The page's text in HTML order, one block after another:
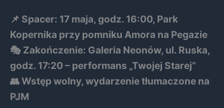
📌 Spacer: 17 maja, godz. 16:00, Park
Kopernika przy pomniku Amora na Pegazie
🎭 Zakończenie: Galeria Neonów, ul. Ruska,
godz. 17:20 – performans „Twojej Starej”
👥 Wstęp wolny, wydarzenie tłumaczone na
PJM